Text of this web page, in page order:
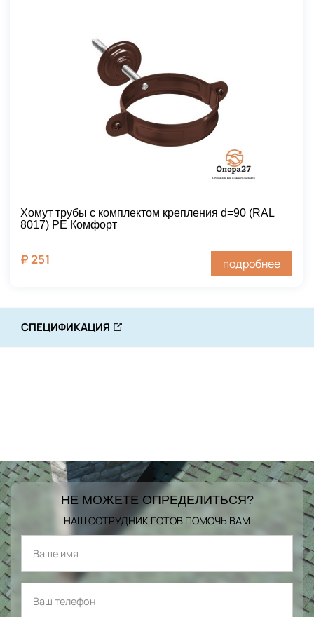
Хомут трубы с комплектом крепления d=90 (RAL
8017) PE Комфорт
₽251 подробнее
СПЕЦИФИКАЦИЯ
НЕ МОЖЕТЕ ОПРЕДЕЛИТЬСЯ?
НАШ СОТРУДНИК ГОТОВ ПОМОЧЬ ВАМ